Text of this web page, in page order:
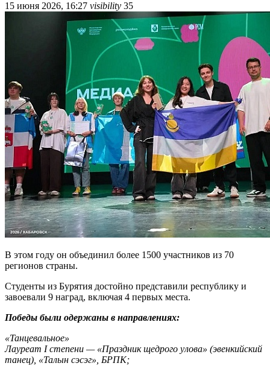
15 июня 2026, 16:27 visibility 35
В этом году он объединил более 1500 участников из 70
регионов страны.
Студенты из Бурятия достойно представили республику и
завоевали 9 наград, включая 4 первых места.
Победы были одержаны в направлениях:
«Танцевальное»
Лауреат I степени — «Праздник щедрого улова» (эвенкийский
танец), «Талын сэсэг», БРПК;